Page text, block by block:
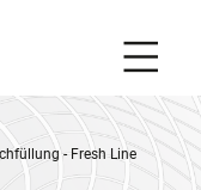
- Fresh Line